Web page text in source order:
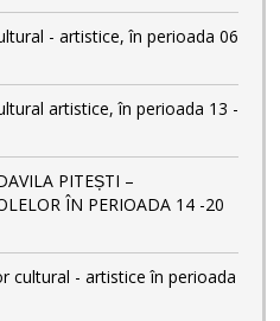
- artistice, în perioada 06
artistice, în perioada 13 -
PITEȘTI –
ÎN PERIOADA 14 -20
cultural - artistice în perioada